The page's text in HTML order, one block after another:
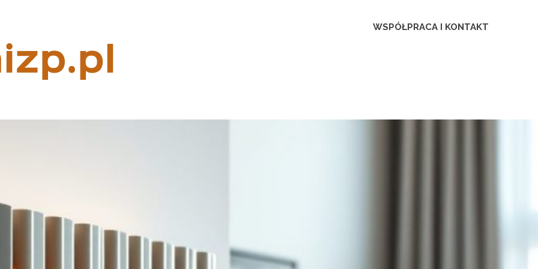
WSPÓŁPRACA I KONTAKT